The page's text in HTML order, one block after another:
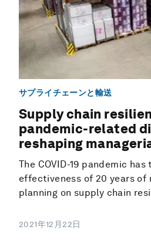
サプライチェーンと輸送
Supply chain
pandemic-related
reshaping
The COVID-19 pandemic
effectiveness of 20 years of
planning on supply chain
2021年12月22日